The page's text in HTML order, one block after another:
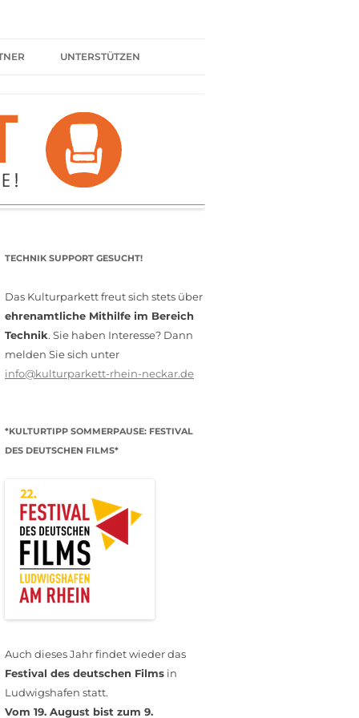
UNTERSTÜTZEN
SPENDEN
FÖRDERMITGLIED WERDEN
MITGLIEDSCHAFT
TECHNIK SUPPORT GESUCHT!
Das Kulturparkett freut sich stets über
ehrenamtliche Mithilfe im Bereich
Technik. Sie haben Interesse? Dann
melden Sie sich unter
info@kulturparkett-rhein-neckar.de
*KULTURTIPP SOMMERPAUSE: FESTIVAL
DES DEUTSCHEN FILMS*
Auch dieses Jahr findet wieder das
Festival des deutschen Films in
Ludwigshafen statt.
Vom 19. August bist zum 9.